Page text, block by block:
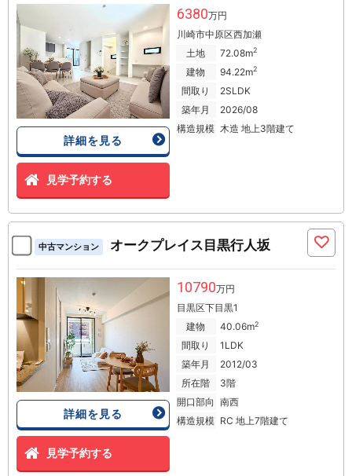
詳細を見る
見学予約する
6380万円
川崎市中原区西加瀬
土地
72.08m2
建物 94.22m2
間取り
2SLDK
築年月
2026/08
構造規模 木造 地上3階建て
中古マンション オークプレイス目黒行人坂
詳細を見る
見学予約する
10790万円
目黒区下目黒1
建物
40.06m2
間取り
1LDK
築年月
2012/03
所在階
3階
開口部向 南西
構造規模 RC 地上7階建て